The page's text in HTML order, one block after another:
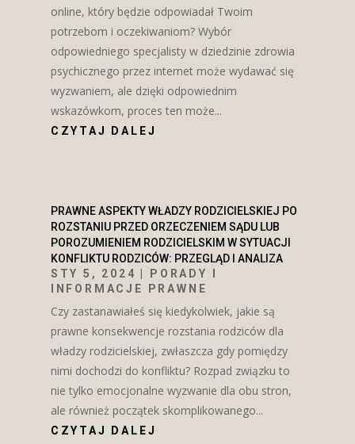
online, który będzie odpowiadał Twoim
potrzebom i oczekiwaniom? Wybór
odpowiedniego specjalisty w dziedzinie zdrowia
psychicznego przez internet może wydawać się
wyzwaniem, ale dzięki odpowiednim
wskazówkom, proces ten może...
CZYTAJ DALEJ
PRAWNE ASPEKTY WŁADZY RODZICIELSKIEJ PO
ROZSTANIU PRZED ORZECZENIEM SĄDU LUB
POROZUMIENIEM RODZICIELSKIM W SYTUACJI
KONFLIKTU RODZICÓW: PRZEGLĄD I ANALIZA
STY 5, 2024
PORADY I
INFORMACJE PRAWNE
Czy zastanawiałeś się kiedykolwiek, jakie są
prawne konsekwencje rozstania rodziców dla
władzy rodzicielskiej, zwłaszcza gdy pomiędzy
nimi dochodzi do konfliktu? Rozpad związku to
nie tylko emocjonalne wyzwanie dla obu stron,
ale również początek skomplikowanego...
CZYTAJ DALEJ